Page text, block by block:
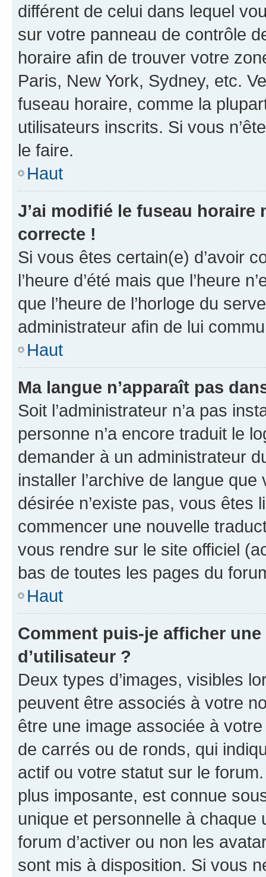
différent de celui dans lequel
sur votre panneau de contrôle
horaire afin de trouver votre
Paris, New York, Sydney, etc.
fuseau horaire, comme la
utilisateurs inscrits. Si vous
le faire.
Haut
J’ai modifié le fuseau horaire
correcte !
Si vous êtes certain(e) d’avoir
l’heure d’été mais que l’heure
que l’heure de l’horloge du
administrateur afin de lui
Haut
Ma langue n’apparaît pas
Soit l’administrateur n’a pas
personne n’a encore traduit le
demander à un administrateur
installer l’archive de langue
désirée n’existe pas, vous êtes
commencer une nouvelle
vous rendre sur le site officiel
bas de toutes les pages du
Haut
Comment puis-je afficher
d’utilisateur ?
Deux types d’images, visibles
peuvent être associés à votre
être une image associée à
de carrés ou de ronds, qui
actif ou votre statut sur le
plus imposante, est connue
unique et personnelle à chaque
forum d’activer ou non les
sont mis à disposition. Si vous